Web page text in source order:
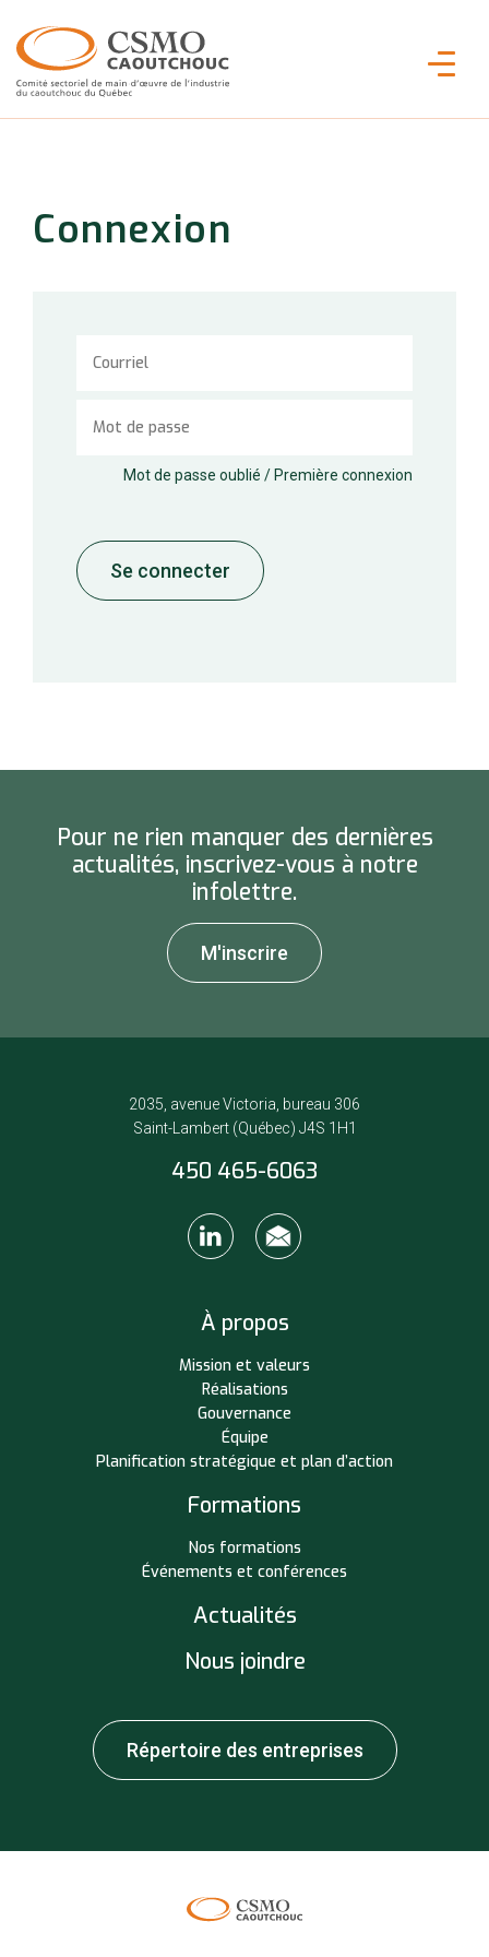
Connexion
Mot de passe oublié / Première connexion
Pour ne rien manquer des dernières
actualités, inscrivez-vous à notre
infolettre.
M'inscrire
2035, avenue Victoria, bureau 306
Saint-Lambert (Québec) J4S 1H1
450 465-6063
À propos
Mission et valeurs
Réalisations
Gouvernance
Équipe
Planification stratégique et plan d’action
Formations
Nos formations
Événements et conférences
Actualités
Nous joindre
Répertoire des entreprises